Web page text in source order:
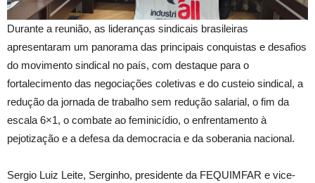
Durante a reunião, as lideranças sindicais brasileiras
apresentaram um panorama das principais conquistas e desafios
do movimento sindical no país, com destaque para o
fortalecimento das negociações coletivas e do custeio sindical, a
redução da jornada de trabalho sem redução salarial, o fim da
escala 6×1, o combate ao feminicídio, o enfrentamento à
pejotização e a defesa da democracia e da soberania nacional.
Sergio Luiz Leite, Serginho, presidente da FEQUIMFAR e vice-